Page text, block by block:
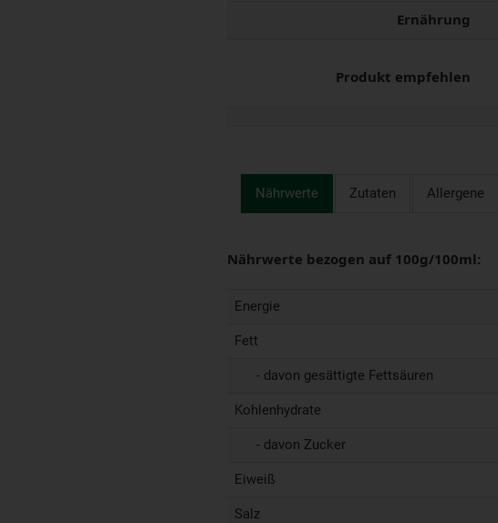
Ernährung
Produkt empfehlen
Nährwerte Zutaten Allergene
Nährwerte bezogen auf 100g/100ml:
Energie
Fett
- davon gesättigte Fettsäuren
Kohlenhydrate
- davon Zucker
Eiweiß
Salz